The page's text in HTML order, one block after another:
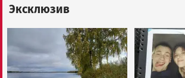
Эксклюзив
Image